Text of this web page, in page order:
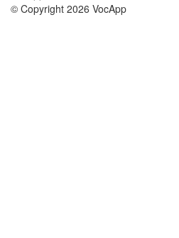
© Copyright 2026 VocApp